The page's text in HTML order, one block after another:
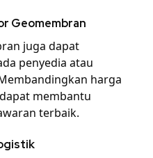
Geomembran
juga dapat
penyedia atau
harga
membantu
terbaik.